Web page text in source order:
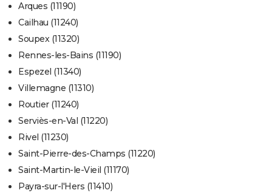
Arques (11190)
Cailhau (11240)
Soupex (11320)
Rennes-les-Bains (11190)
Espezel (11340)
Villemagne (11310)
Routier (11240)
Serviès-en-Val (11220)
Rivel (11230)
Saint-Pierre-des-Champs (11220)
Saint-Martin-le-Vieil (11170)
Payra-sur-l'Hers (11410)